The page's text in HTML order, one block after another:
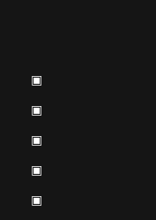
▣
▣
▣
▣
▣